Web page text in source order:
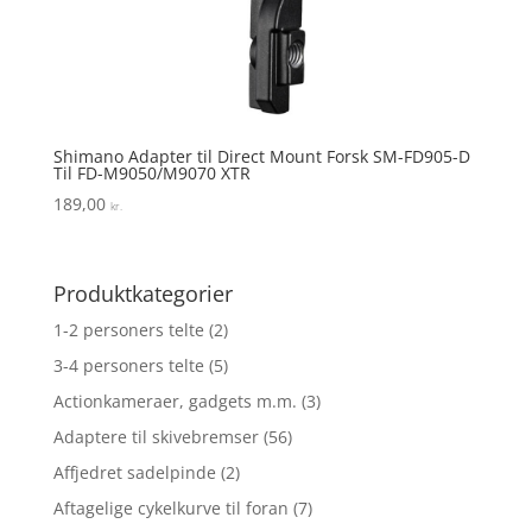
Shimano Adapter til Direct Mount Forsk SM-FD905-D
Til FD-M9050/M9070 XTR
189,00 kr.
Produktkategorier
1-2 personers telte (2)
3-4 personers telte (5)
Actionkameraer, gadgets m.m. (3)
Adaptere til skivebremser (56)
Affjedret sadelpinde (2)
Aftagelige cykelkurve til foran (7)